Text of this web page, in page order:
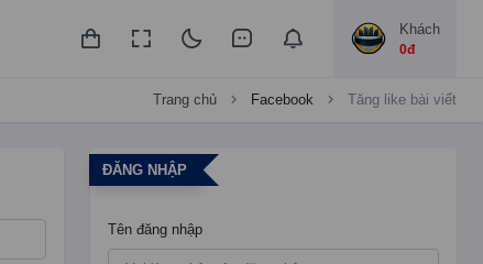
Khách
0đ
Trang chủ Facebook Tăng like bài viết
ĐĂNG NHẬP
Tên đăng nhập